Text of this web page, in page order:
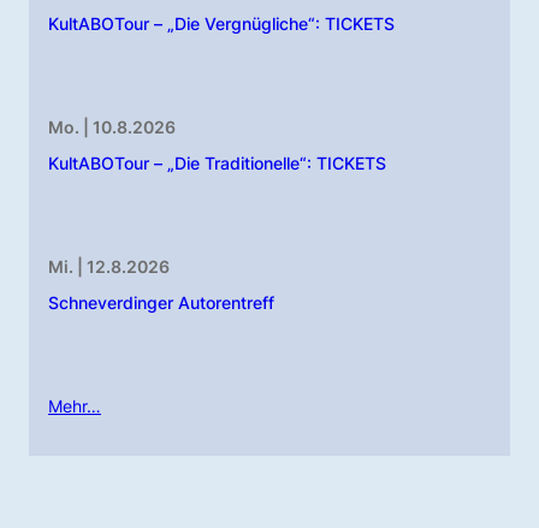
KultABOTour – „Die Vergnügliche“: TICKETS
Mo. | 10.8.2026
KultABOTour – „Die Traditionelle“: TICKETS
Mi. | 12.8.2026
Schneverdinger Autorentreff
Mehr…